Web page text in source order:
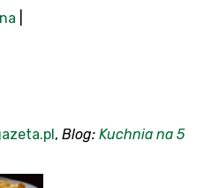
, Blog: Kuchnia na 5